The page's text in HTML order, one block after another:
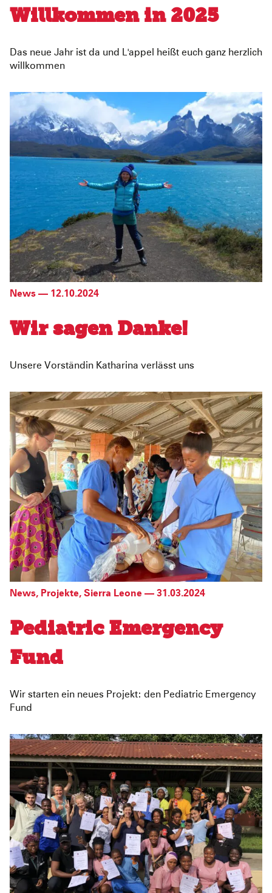
Willkommen in 2025
Das neue Jahr ist da und L'appel heißt euch ganz herzlich
willkommen
News — 12.10.2024
Wir sagen Danke!
Unsere Vorständin Katharina verlässt uns
News, Projekte, Sierra Leone — 31.03.2024
Pediatric Emergency
Fund
Wir starten ein neues Projekt: den Pediatric Emergency
Fund